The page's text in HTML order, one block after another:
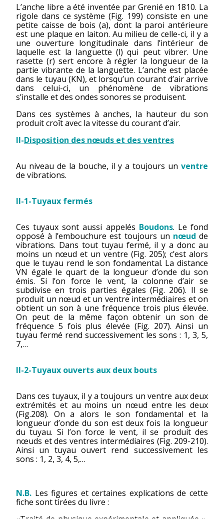
L’anche libre a été inventée par Grenié en 1810. La
rigole dans ce système (Fig. 199) consiste en une
petite caisse de bois (a), dont la paroi antérieure
est une plaque en laiton. Au milieu de celle-ci, il y a
une ouverture longitudinale dans l’intérieur de
laquelle est la languette (l) qui peut vibrer. Une
rasette (r) sert encore à régler la longueur de la
partie vibrante de la languette. L’anche est placée
dans le tuyau (KN), et lorsqu’un courant d’air arrive
dans celui-ci, un phénomène de vibrations
s’installe et des ondes sonores se produisent.
Dans ces systèmes à anches, la hauteur du son
produit croît avec la vitesse du courant d’air.
II-Disposition des nœuds et des ventres
Au niveau de la bouche, il y a toujours un ventre
de vibrations.
II-1-Tuyaux fermés
Ces tuyaux sont aussi appelés Boudons. Le fond
opposé à l’embouchure est toujours un nœud de
vibrations. Dans tout tuyau fermé, il y a donc au
moins un nœud et un ventre (Fig. 205); c’est alors
que le tuyau rend le son fondamental. La distance
VN égale le quart de la longueur d’onde du son
émis. Si l’on force le vent, la colonne d’air se
subdivise en trois parties égales (Fig. 206). Il se
produit un nœud et un ventre intermédiaires et on
obtient un son à une fréquence trois plus élevée.
On peut de la même façon obtenir un son de
fréquence 5 fois plus élevée (Fig. 207). Ainsi un
tuyau fermé rend successivement les sons : 1, 3, 5,
7,…
II-2-Tuyaux ouverts aux deux bouts
Dans ces tuyaux, il y a toujours un ventre aux deux
extrémités et au moins un nœud entre les deux
(Fig.208). On a alors le son fondamental et la
longueur d’onde du son est deux fois la longueur
du tuyau. Si l’on force le vent, il se produit des
nœuds et des ventres intermédiaires (Fig. 209-210).
Ainsi un tuyau ouvert rend successivement les
sons : 1, 2, 3, 4, 5,…
N.B. Les figures et certaines explications de cette
fiche sont tirées du livre :
«Traité de physique expérimentale et appliquée »,